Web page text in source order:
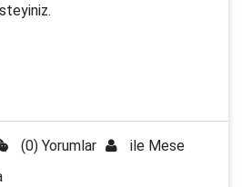
(0) Yorumlar ile Mese